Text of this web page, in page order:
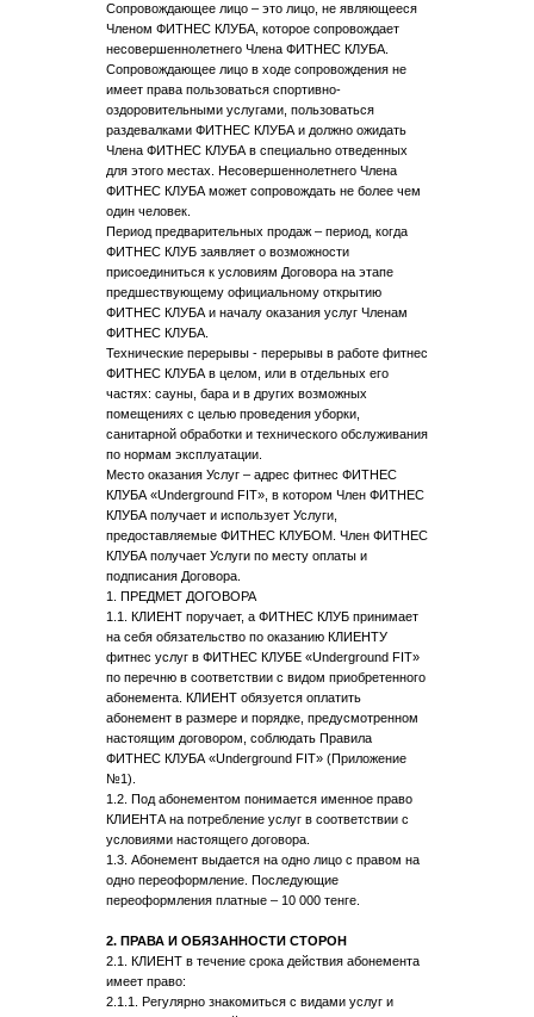
Сопровождающее лицо – это лицо, не являющееся
Членом ФИТНЕС КЛУБА, которое сопровождает
несовершеннолетнего Члена ФИТНЕС КЛУБА.
Сопровождающее лицо в ходе сопровождения не
имеет права пользоваться спортивно-
оздоровительными услугами, пользоваться
раздевалками ФИТНЕС КЛУБА и должно ожидать
Члена ФИТНЕС КЛУБА в специально отведенных
для этого местах. Несовершеннолетнего Члена
ФИТНЕС КЛУБА может сопровождать не более чем
один человек.
Период предварительных продаж – период, когда
ФИТНЕС КЛУБ заявляет о возможности
присоединиться к условиям Договора на этапе
предшествующему официальному открытию
ФИТНЕС КЛУБА и началу оказания услуг Членам
ФИТНЕС КЛУБА.
Технические перерывы - перерывы в работе фитнес
ФИТНЕС КЛУБА в целом, или в отдельных его
частях: сауны, бара и в других возможных
помещениях с целью проведения уборки,
санитарной обработки и технического обслуживания
по нормам эксплуатации.
Место оказания Услуг – адрес фитнес ФИТНЕС
КЛУБА «Underground FIT», в котором Член ФИТНЕС
КЛУБА получает и использует Услуги,
предоставляемые ФИТНЕС КЛУБОМ. Член ФИТНЕС
КЛУБА получает Услуги по месту оплаты и
подписания Договора.
1. ПРЕДМЕТ ДОГОВОРА
1.1. КЛИЕНТ поручает, а ФИТНЕС КЛУБ принимает
на себя обязательство по оказанию КЛИЕНТУ
фитнес услуг в ФИТНЕС КЛУБЕ «Underground FIT»
по перечню в соответствии с видом приобретенного
абонемента. КЛИЕНТ обязуется оплатить
абонемент в размере и порядке, предусмотренном
настоящим договором, соблюдать Правила
ФИТНЕС КЛУБА «Underground FIT» (Приложение
№1).
1.2. Под абонементом понимается именное право
КЛИЕНТА на потребление услуг в соответствии с
условиями настоящего договора.
1.3. Абонемент выдается на одно лицо с правом на
одно переоформление. Последующие
переоформления платные – 10 000 тенге.
2. ПРАВА И ОБЯЗАННОСТИ СТОРОН
2.1. КЛИЕНТ в течение срока действия абонемента
имеет право:
2.1.1. Регулярно знакомиться с видами услуг и